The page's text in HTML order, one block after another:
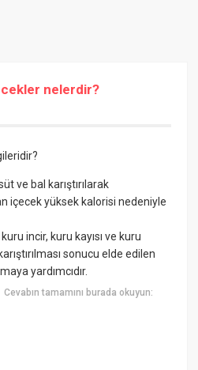
nelerdir?
ve bal karıştırılarak
içecek yüksek kalorisi nedeniyle
incir, kuru kayısı ve kuru
sonucu elde edilen
yardımcıdır.
Cevabın tamamını burada okuyun: